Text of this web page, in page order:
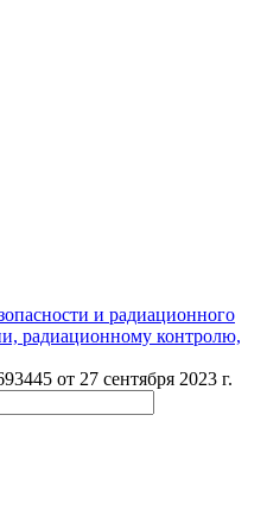
от 27 сентября 2023 г.